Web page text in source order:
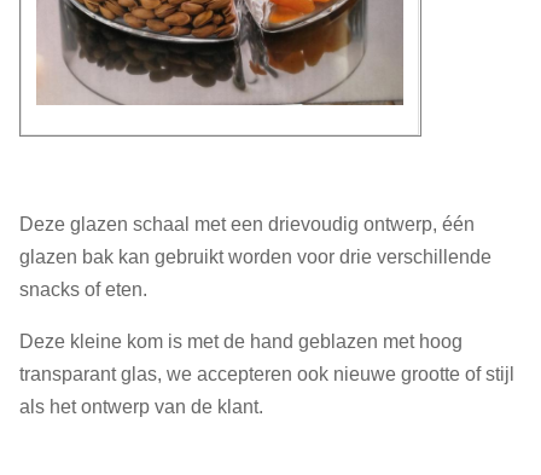
Deze glazen schaal met een drievoudig ontwerp, één
glazen bak kan gebruikt worden voor drie verschillende
snacks of eten.
Deze kleine kom is met de hand geblazen met hoog
transparant glas, we accepteren ook nieuwe grootte of stijl
als het ontwerp van de klant.